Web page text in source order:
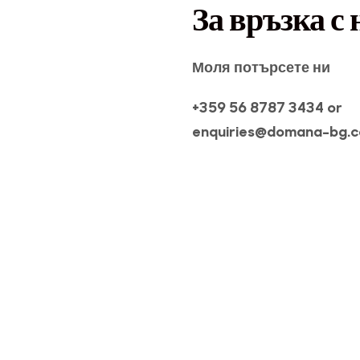
За връзка с
Моля потърсете ни
+359 56 8787 3434 or
enquiries@domana-